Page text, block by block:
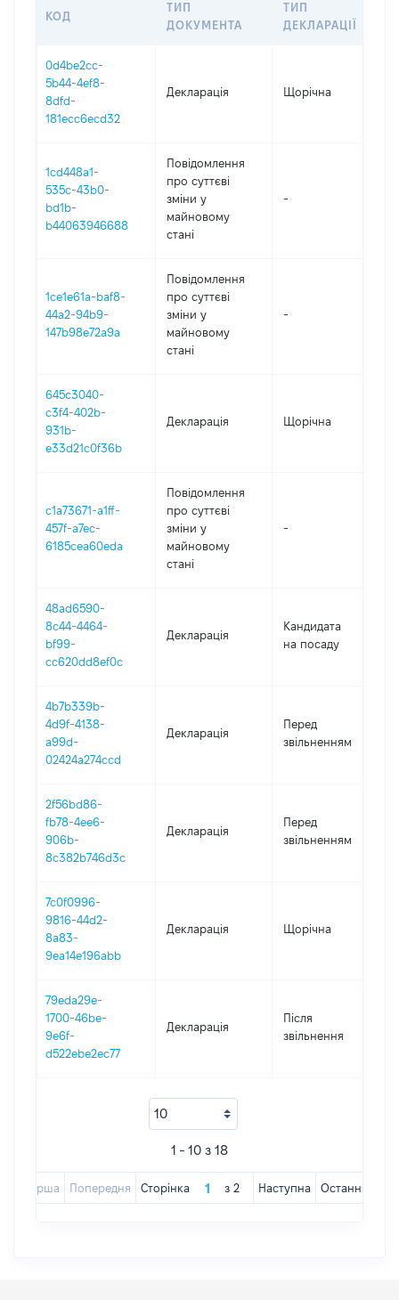
КОД
ТИП
ДОКУМЕНТА
ТИП
ДЕКЛАРАЦІЇ
0d4be2cc-
5b44-4ef8-
8dfd-
181ecc6ecd32
Декларація Щорічна
1cd448a1-
535c-43b0-
bd1b-
b44063946688
Повідомлення
про суттєві
зміни y
майновому
стані
-
1ce1e61a-baf8-
44a2-94b9-
147b98e72a9a
Повідомлення
про суттєві
зміни y
майновому
стані
-
645c3040-
c3f4-402b-
931b-
e33d21c0f36b
Декларація Щорічна
c1a73671-a1ff-
457f-a7ec-
6185cea60eda
Повідомлення
про суттєві
зміни y
майновому
стані
-
48ad6590-
8c44-4464-
bf99-
cc620dd8ef0c
Декларація
Кандидата
на посаду
4b7b339b-
4d9f-4138-
a99d-
02424a274ccd
Декларація
Перед
звільненням
2f56bd86-
fb78-4ee6-
906b-
8c382b746d3c
Декларація
Перед
звільненням
7c0f0996-
9816-44d2-
8a83-
9ea14e196abb
Декларація Щорічна
79eda29e-
1700-46be-
9e6f-
d522ebe2ec77
Декларація
Після
звільнення
1 - 10 з 18
Перша Попередня Сторінка з 2 Наступна Остання